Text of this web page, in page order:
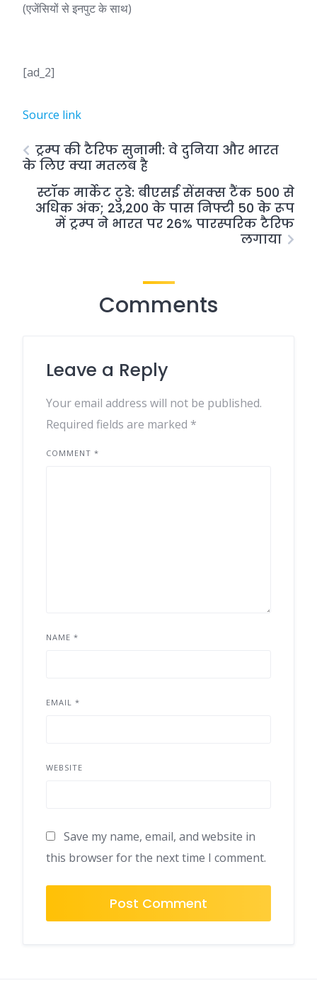
(एजेंसियों से इनपुट के साथ)
[ad_2]
Source link
ट्रम्प की टैरिफ सुनामी: वे दुनिया और भारत
के लिए क्या मतलब है
स्टॉक मार्केट टुडे: बीएसई सेंसक्स टैंक 500 से
अधिक अंक; 23,200 के पास निफ्टी 50 के रूप
में ट्रम्प ने भारत पर 26% पारस्परिक टैरिफ
लगाया
Comments
Leave a Reply
Your email address will not be published.
Required fields are marked *
COMMENT *
NAME *
EMAIL *
WEBSITE
Save my name, email, and website in
this browser for the next time I comment.